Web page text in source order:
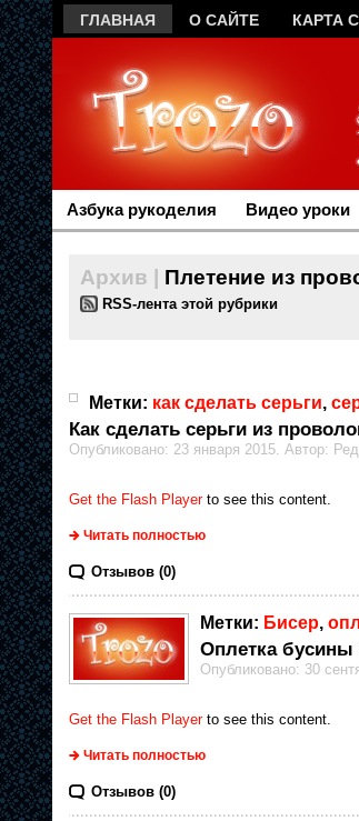
ГЛАВНАЯ О САЙТЕ КАРТА
Азбука рукоделия Видео уроки
Архив | Плетение из
RSS-лента этой рубрики
Метки: как сделать серьги,
Как сделать серьги из
Опубликовано: 23 января 2015. Автор:
Get the Flash Playerto see this content.
Читать полностью
Отзывов (0)
Метки: Бисер,
Оплетка
Опубликовано: 30
Get the Flash Playerto see this content.
Читать полностью
Отзывов (0)